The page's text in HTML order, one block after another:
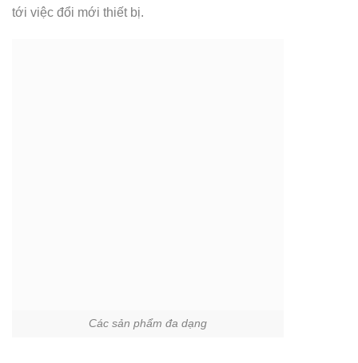
tới việc đổi mới thiết bị.
Các sản phẩm đa dạng